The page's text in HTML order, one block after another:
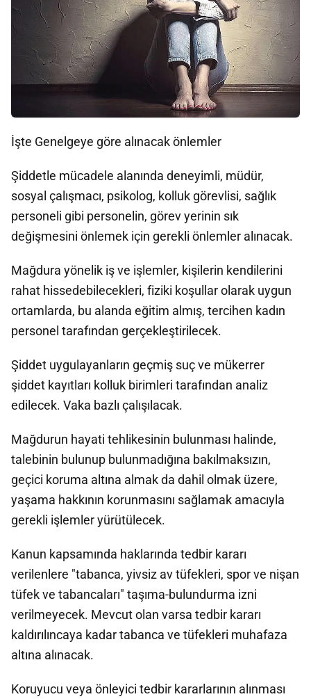
İşte Genelgeye göre alınacak önlemler
Şiddetle mücadele alanında deneyimli, müdür,
sosyal çalışmacı, psikolog, kolluk görevlisi, sağlık
personeli gibi personelin, görev yerinin sık
değişmesini önlemek için gerekli önlemler alınacak.
Mağdura yönelik iş ve işlemler, kişilerin kendilerini
rahat hissedebilecekleri, fiziki koşullar olarak uygun
ortamlarda, bu alanda eğitim almış, tercihen kadın
personel tarafından gerçekleştirilecek.
Şiddet uygulayanların geçmiş suç ve mükerrer
şiddet kayıtları kolluk birimleri tarafından analiz
edilecek. Vaka bazlı çalışılacak.
Mağdurun hayati tehlikesinin bulunması halinde,
talebinin bulunup bulunmadığına bakılmaksızın,
geçici koruma altına almak da dahil olmak üzere,
yaşama hakkının korunmasını sağlamak amacıyla
gerekli işlemler yürütülecek.
Kanun kapsamında haklarında tedbir kararı
verilenlere "tabanca, yivsiz av tüfekleri, spor ve nişan
tüfek ve tabancaları" taşıma-bulundurma izni
verilmeyecek. Mevcut olan varsa tedbir kararı
kaldırılıncaya kadar tabanca ve tüfekleri muhafaza
altına alınacak.
Koruyucu veya önleyici tedbir kararlarının alınması